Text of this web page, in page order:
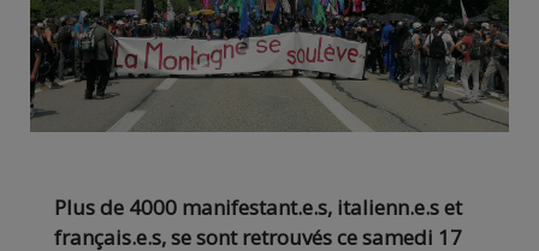
Plus de 4000 manifestant.e.s, italienn.e.s et
français.e.s, se sont retrouvés ce samedi 17